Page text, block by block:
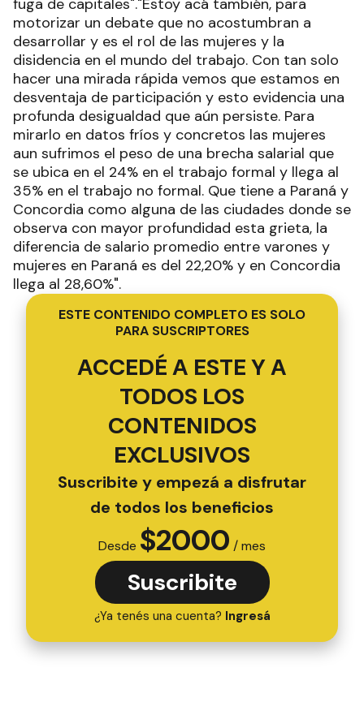
motorizar un debate que no acostumbran a
desarrollar y es el rol de las mujeres y la
disidencia en el mundo del trabajo. Con tan solo
hacer una mirada rápida vemos que estamos en
desventaja de participación y esto evidencia una
profunda desigualdad que aún persiste. Para
mirarlo en datos fríos y concretos las mujeres
aun sufrimos el peso de una brecha salarial que
se ubica en el 24% en el trabajo formal y llega al
35% en el trabajo no formal. Que tiene a Paraná y
Concordia como alguna de las ciudades donde se
observa con mayor profundidad esta grieta, la
diferencia de salario promedio entre varones y
mujeres en Paraná es del 22,20% y en Concordia
llega al 28,60%".
ESTE CONTENIDO COMPLETO ES SOLO
PARA SUSCRIPTORES
ACCEDÉ A ESTE Y A
TODOS LOS
CONTENIDOS
EXCLUSIVOS
Suscribite y empezá a disfrutar
de todos los beneficios
Desde $2000 / mes
Suscribite
¿Ya tenés una cuenta? Ingresá